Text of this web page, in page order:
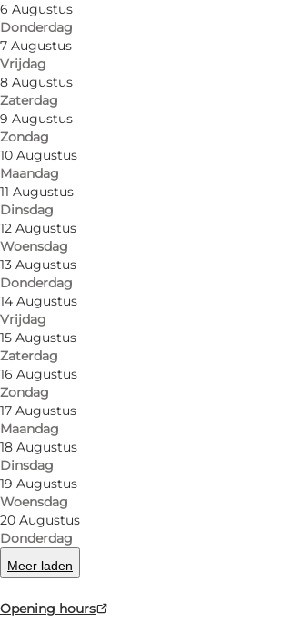
6 Augustus
Donderdag
7 Augustus
Vrijdag
8 Augustus
Zaterdag
9 Augustus
Zondag
10 Augustus
Maandag
11 Augustus
Dinsdag
12 Augustus
Woensdag
13 Augustus
Donderdag
14 Augustus
Vrijdag
15 Augustus
Zaterdag
16 Augustus
Zondag
17 Augustus
Maandag
18 Augustus
Dinsdag
19 Augustus
Woensdag
20 Augustus
Donderdag
Meer laden
Opening hours
The supermarket includes a
The supermarket also has tips &
At the supermarket, you can
facebook
Lees meer